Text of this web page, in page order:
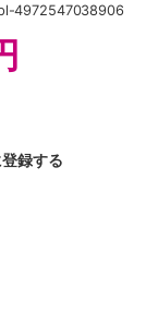
4972547038906
録する